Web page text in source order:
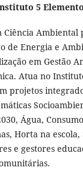
5
Ciência Ambiental
de Energia e
em Gestão
Atua no
projetos
Água,
Horta na
e gestores